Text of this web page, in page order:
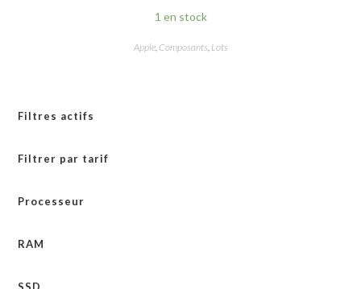
1 en stock
Apple, Composants, Lots
Filtres actifs
Filtrer par tarif
Processeur
RAM